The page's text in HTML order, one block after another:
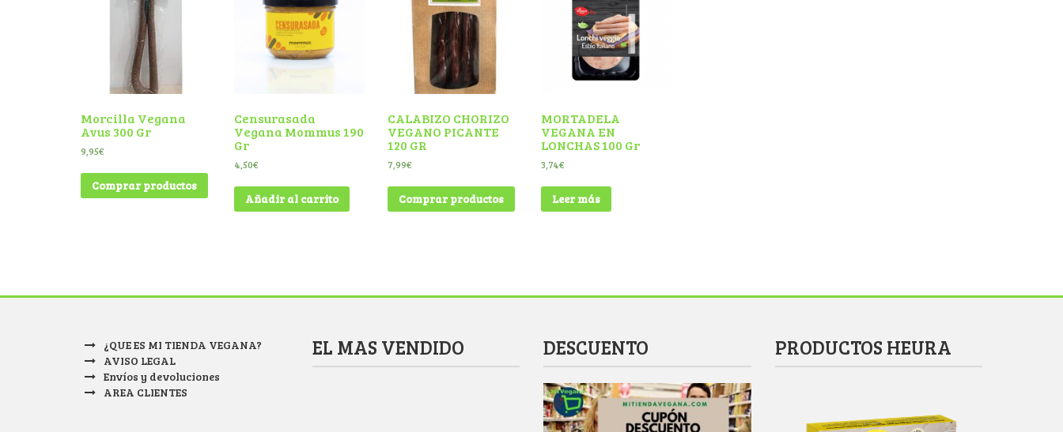
Morcilla Vegana
Avus 300 Gr
9,95€
Comprar productos
Censurasada
Vegana Mommus 190
Gr
4,50€
Añadir al carrito
CALABIZO CHORIZO
VEGANO PICANTE
120 GR
7,99€
Comprar productos
MORTADELA
VEGANA EN
LONCHAS 100 Gr
3,74€
Leer más
¿QUE ES MI TIENDA VEGANA?
AVISO LEGAL
Envíos y devoluciones
AREA CLIENTES
EL MAS VENDIDO DESCUENTO PRODUCTOS HEURA